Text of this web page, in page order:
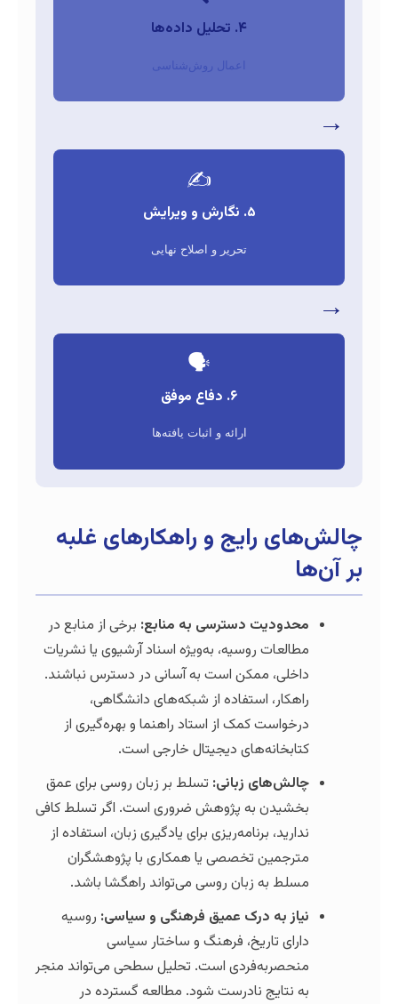
رایج و راهکارهای غلبه
دسترسی به منابع:برخی از منابع در
روسیه، به‌ویژه اسناد آرشیوی یا نشریات
ممکن است به آسانی در دسترس نباشند.
استفاده از شبکه‌های دانشگاهی،
کمک از استاد راهنما و بهره‌گیری از
دیجیتال خارجی است.
زبانی: تسلط بر زبان روسی برای عمق
به پژوهش ضروری است. اگر تسلط کافی
برنامه‌ریزی برای یادگیری زبان، استفاده از
تخصصی یا همکاری با پژوهشگران
به زبان روسی می‌تواند راهگشا باشد.
به درک عمیق فرهنگی و سیاسی:روسیه
تاریخ، فرهنگ و ساختار سیاسی
است. تحلیل سطحی می‌تواند منجر
نتایج نادرست شود. مطالعه گسترده در